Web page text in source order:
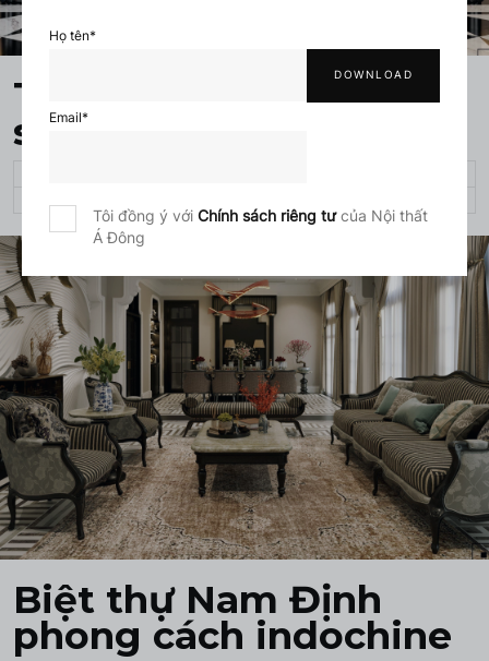
Họ tên*
Email*
Tôi đồng ý với Chính sách riêng tưcủa Nội thất
Á Đông
Trụ sở công ty đá Phú
sơn - Empire stone
Biệt thự Nam Định
phong cách indochine